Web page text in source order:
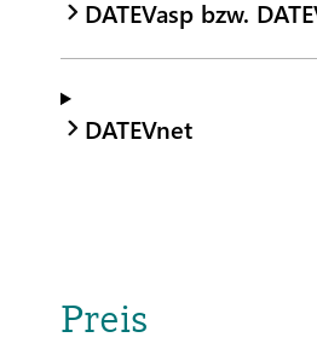
DATEVasp bzw.
DATEVnet
Preis